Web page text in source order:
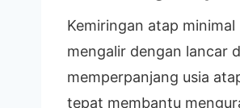
Kemiringan atap
mengalir dengan lancar
memperpanjang usia
tepat membantu